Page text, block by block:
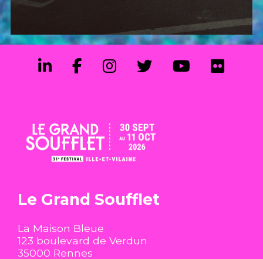
Le Grand Soufflet
La Maison Bleue
123 boulevard de Verdun
35000 Rennes